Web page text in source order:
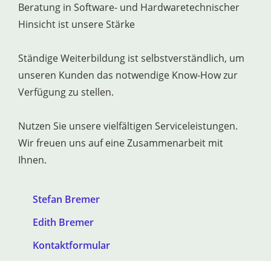
Beratung in Software- und Hardwaretechnischer
Hinsicht ist unsere Stärke
Ständige Weiterbildung ist selbstverständlich, um
unseren Kunden das notwendige Know-How zur
Verfügung zu stellen.
Nutzen Sie unsere vielfältigen Serviceleistungen.
Wir freuen uns auf eine Zusammenarbeit mit
Ihnen.
Stefan Bremer
Edith Bremer
Kontaktformular